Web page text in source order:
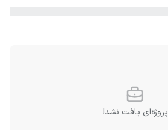
پروژه‌ای یافت نشد!